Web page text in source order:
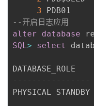
3
--开启日志应用
alter
database
SQL> select
----------------
PHYSICAL STANDBY